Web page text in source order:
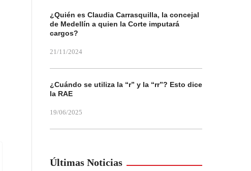
¿Quién es Claudia Carrasquilla, la concejal
de Medellín a quien la Corte imputará
cargos?
21/11/2024
¿Cuándo se utiliza la “r” y la “rr”? Esto dice
la RAE
19/06/2025
Últimas Noticias